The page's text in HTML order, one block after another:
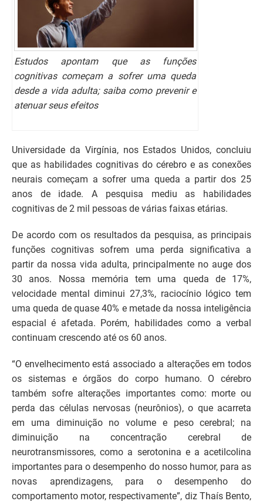
Estudos apontam que as funções
cognitivas começam a sofrer uma queda
desde a vida adulta; saiba como prevenir e
atenuar seus efeitos
Universidade da Virgínia, nos Estados Unidos, concluiu
que as habilidades cognitivas do cérebro e as conexões
neurais começam a sofrer uma queda a partir dos 25
anos de idade. A pesquisa mediu as habilidades
cognitivas de 2 mil pessoas de várias faixas etárias.
De acordo com os resultados da pesquisa, as principais
funções cognitivas sofrem uma perda significativa a
partir da nossa vida adulta, principalmente no auge dos
30 anos. Nossa memória tem uma queda de 17%,
velocidade mental diminui 27,3%, raciocínio lógico tem
uma queda de quase 40% e metade da nossa inteligência
espacial é afetada. Porém, habilidades como a verbal
continuam crescendo até os 60 anos.
“O envelhecimento está associado a alterações em todos
os sistemas e órgãos do corpo humano. O cérebro
também sofre alterações importantes como: morte ou
perda das células nervosas (neurônios), o que acarreta
em uma diminuição no volume e peso cerebral; na
diminuição na concentração cerebral de
neurotransmissores, como a serotonina e a acetilcolina
importantes para o desempenho do nosso humor, para as
novas aprendizagens, para o desempenho do
comportamento motor, respectivamente”, diz Thaís Bento,